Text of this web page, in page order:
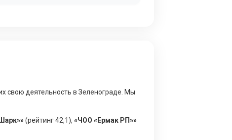
свою деятельность в Зеленограде. Мы
(рейтинг 42,1), «ЧОО «Ермак РП»»